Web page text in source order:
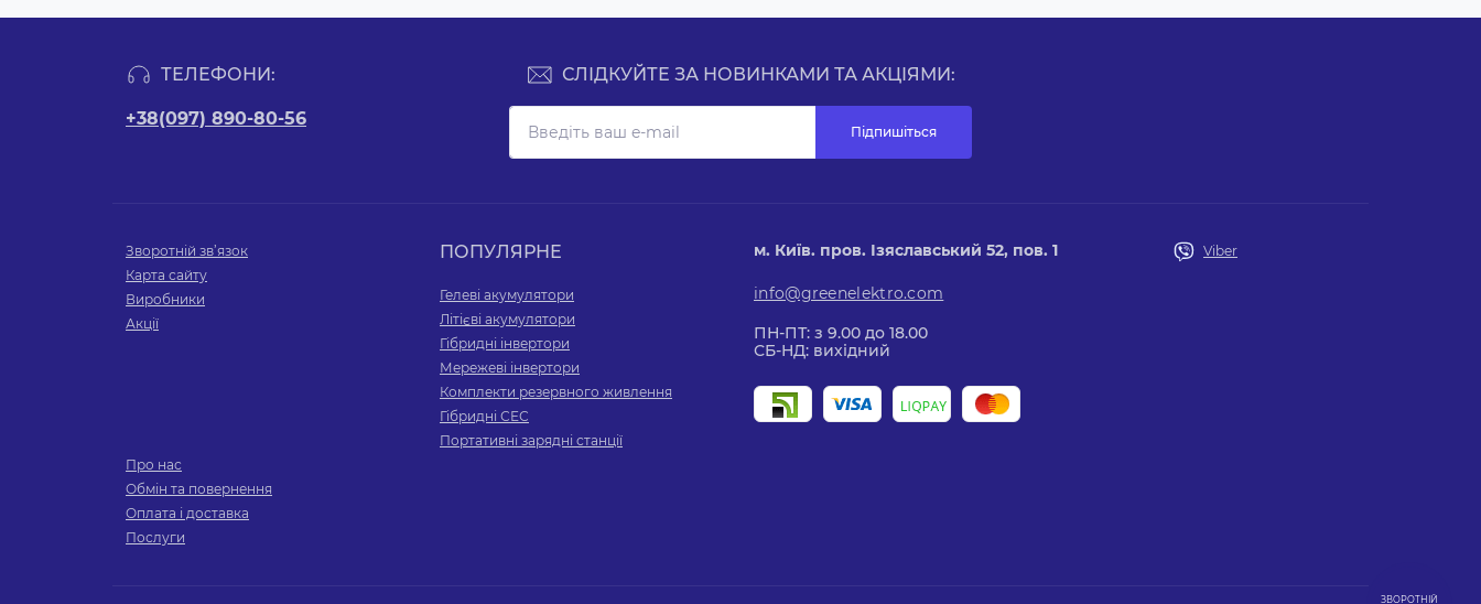
ТЕЛЕФОНИ:
+38(097) 890-80-56
СЛІДКУЙТЕ ЗА НОВИНКАМИ ТА АКЦІЯМИ:
Підпишіться
Зворотній зв’язок
Карта сайту
Виробники
Акції
ПОПУЛЯРНЕ
Гелеві акумулятори
Літієві акумулятори
Гібридні інвертори
Мережеві інвертори
Комплекти резервного живлення
Гібридні СЕС
Портативні зарядні станції
м. Київ. пров. Ізяславський 52, пов. 1
info@greenelektro.com
ПН-ПТ: з 9.00 до 18.00
СБ-НД: вихідний
Viber
Про нас
Обмін та повернення
Оплата і доставка
Послуги
ЗВОРОТНІЙ